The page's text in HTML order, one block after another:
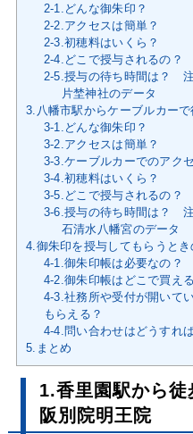
2-1.どんな御朱印？
2-2.アクセスは簡単？
2-3.初穂料はいくら？
2-4.どこで授与されるの？
2-5.授与の待ち時間は？
片埜神社のデータ
3.八幡市駅からケーブルカーで
3-1.どんな御朱印？
3-2.アクセスは簡単？
3-3.ケーブルカーでのアク
3-4.初穂料はいくら？
3-5.どこで授与されるの？
3-6.授与の待ち時間は？
石清水八幡宮のデータ
4.御朱印を授与してもらうとき
4-1.御朱印帳は必要なの？
4-2.御朱印帳はどこで買え
4-3.社務所や受付が開いて
もらえる？
4-4.問い合わせはどうすれ
5.まとめ
1.香里園駅から
阪別院明王院